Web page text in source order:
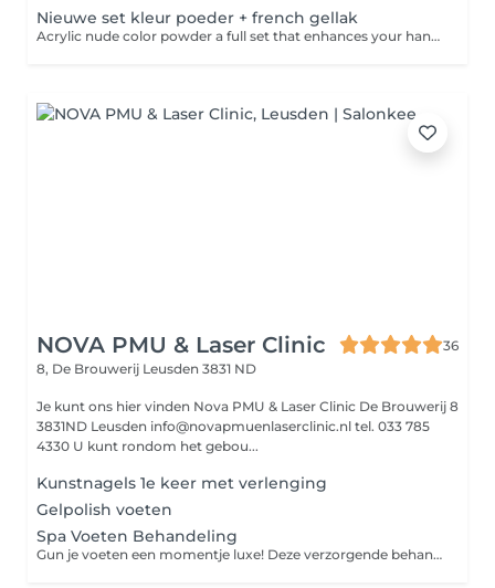
Nieuwe set kleur poeder + french gellak
Acrylic nude color powder a full set that enhances your hand with a soft, natural, and refined look with a touch of French manicure gel polish.
NOVA PMU & Laser Clinic
36
8, De Brouwerij Leusden 3831 ND
Je kunt ons hier vinden Nova PMU & Laser Clinic De Brouwerij 8
3831ND Leusden info@novapmuenlaserclinic.nl tel. 033 785
4330 U kunt rondom het gebou...
Kunstnagels 1e keer met verlenging
Gelpolish voeten
Spa Voeten Behandeling
Gun je voeten een momentje luxe! Deze verzorgende behandeling bestaat uit een warm voetenbad, zachte scrub, verzorging van nagels en nagelriemen, een voedend masker én een ontspannende minimassage. Voor zijdezachte, frisse voeten die er weer helemaal tegenaan kunnen. (Let op: deze behandeling is niet medisch en bevat geen eeltverwijdering)